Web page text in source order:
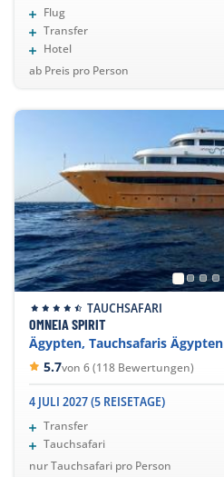
Flug
Transfer
Hotel
ab Preis pro Person
TAUCHSAFARI
OMNEIA SPIRIT
Ägypten, Tauchsafaris Ägypten
5.7von 6 (118 Bewertungen)
4 JULI 2027 (5 REISETAGE)
Transfer
Tauchsafari
nur Tauchsafari pro Person